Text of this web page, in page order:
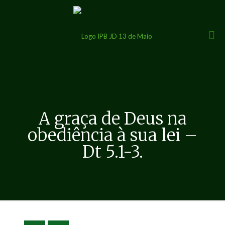
A graça de Deus na
obediência à sua lei –
Dt 5.1-3.